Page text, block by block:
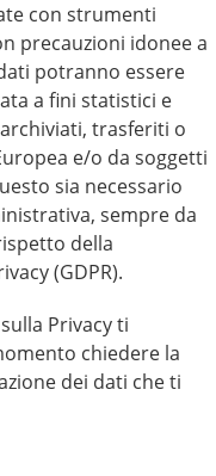
con strumenti
precauzioni idonee a
potranno essere
a fini statistici e
trasferiti o
e/o da soggetti
sia necessario
sempre da
della
(GDPR).
Privacy ti
chiedere la
dei dati che ti